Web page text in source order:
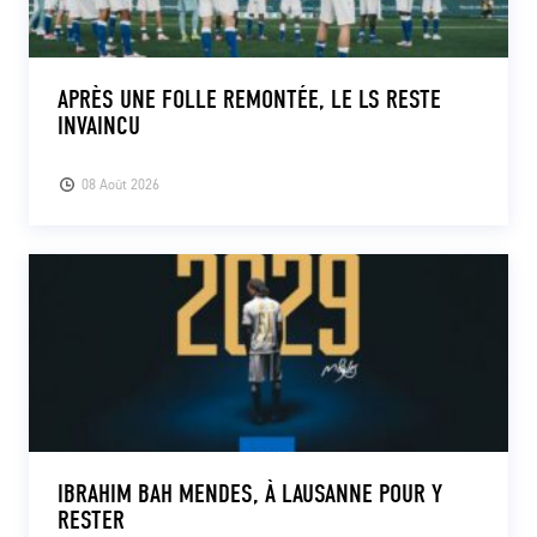
08 Août 2026
APRÈS UNE FOLLE REMONTÉE, LE LS RESTE
INVAINCU
IBRAHIM BAH MENDES, À LAUSANNE POUR Y
RESTER